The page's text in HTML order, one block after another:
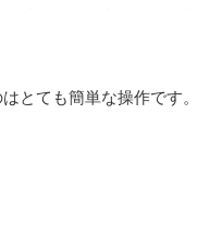
とても簡単な操作です